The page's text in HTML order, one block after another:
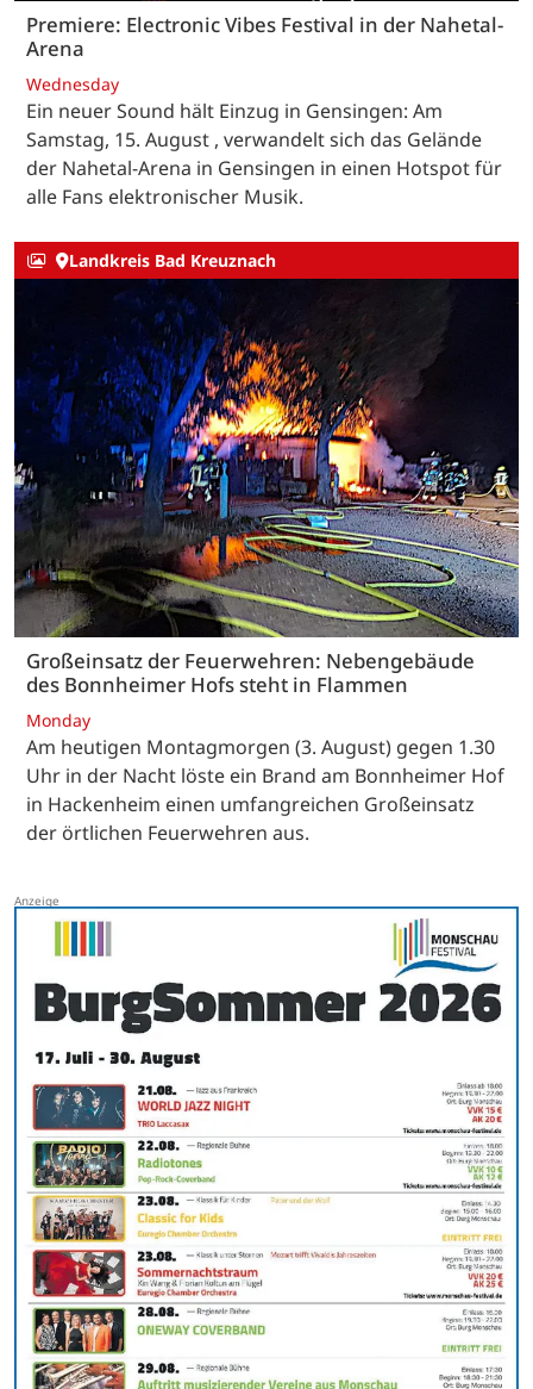
Premiere: Electronic Vibes Festival in der Nahetal-
Arena
Wednesday
Ein neuer Sound hält Einzug in Gensingen: Am
Samstag, 15. August , verwandelt sich das Gelände
der Nahetal-Arena in Gensingen in einen Hotspot für
alle Fans elektronischer Musik.
Landkreis Bad Kreuznach
Großeinsatz der Feuerwehren: Nebengebäude
des Bonnheimer Hofs steht in Flammen
Monday
Am heutigen Montagmorgen (3. August) gegen 1.30
Uhr in der Nacht löste ein Brand am Bonnheimer Hof
in Hackenheim einen umfangreichen Großeinsatz
der örtlichen Feuerwehren aus.